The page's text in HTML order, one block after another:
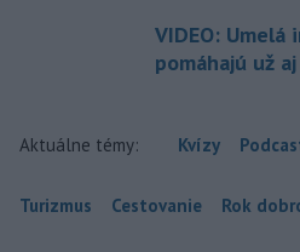
VIDEO:
pomáhajú už
Aktuálne témy: Kvízy
Turizmus Cestovanie Rok